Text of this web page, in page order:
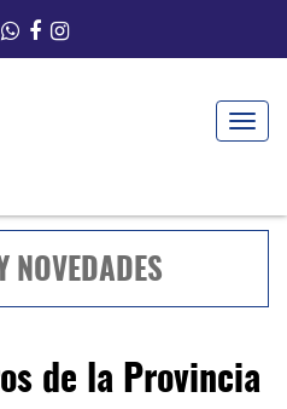
Toggle
NOVEDADES
de la Provincia